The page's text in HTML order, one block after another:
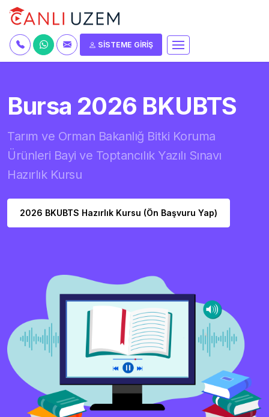
SİSTEME GİRİŞ
Bursa 2026 BKUBTS
Tarım ve Orman Bakanlığ Bitki Koruma
Ürünleri Bayi ve Toptancılık Yazılı Sınavı
Hazırlık Kursu
2026 BKUBTS Hazırlık Kursu (Ön Başvuru Yap)